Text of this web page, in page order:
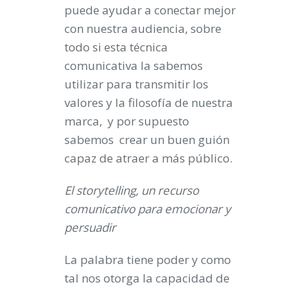
puede ayudar a conectar mejor
con nuestra audiencia, sobre
todo si esta técnica
comunicativa la sabemos
utilizar para transmitir los
valores y la filosofía de nuestra
marca, y por supuesto
sabemos crear un buen guión
capaz de atraer a más público.
El storytelling, un recurso
comunicativo para emocionar y
persuadir
La palabra tiene poder y como
tal nos otorga la capacidad de